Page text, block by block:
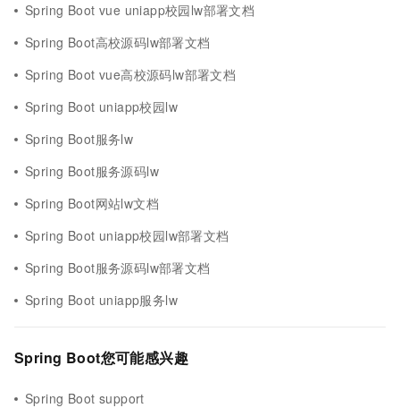
Spring Boot vue uniapp校园lw部署文档
Spring Boot高校源码lw部署文档
Spring Boot vue高校源码lw部署文档
Spring Boot uniapp校园lw
Spring Boot服务lw
Spring Boot服务源码lw
Spring Boot网站lw文档
Spring Boot uniapp校园lw部署文档
Spring Boot服务源码lw部署文档
Spring Boot uniapp服务lw
Spring Boot您可能感兴趣
Spring Boot support